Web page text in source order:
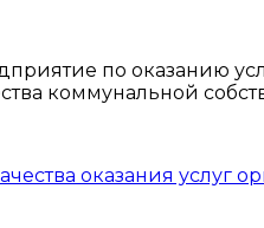
по оказанию
коммунальной
оказания услуг